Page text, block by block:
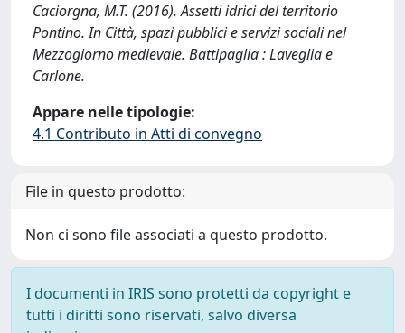
Caciorgna, M.T. (2016). Assetti idrici del territorio
Pontino. In Città, spazi pubblici e servizi sociali nel
Mezzogiorno medievale. Battipaglia : Laveglia e
Carlone.
Appare nelle tipologie:
4.1 Contributo in Atti di convegno
File in questo prodotto:
Non ci sono file associati a questo prodotto.
I documenti in IRIS sono protetti da copyright e
tutti i diritti sono riservati, salvo diversa